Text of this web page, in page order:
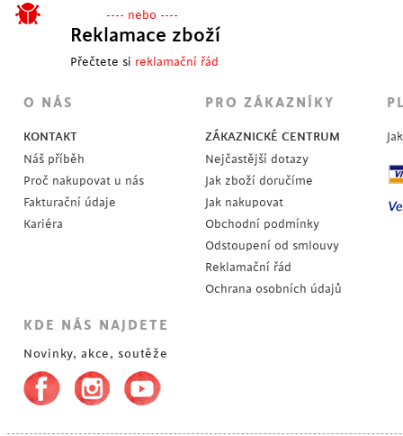
SKLADEM
---- nebo ----
Reklamace zboží
Přečtete si reklamační řád
O NÁS
KONTAKT
Náš příběh
Proč nakupovat u nás
Fakturační údaje
Kariéra
PRO ZÁKAZNÍKY
ZÁKAZNICKÉ CENTRUM
Nejčastější dotazy
Jak zboží doručíme
Jak nakupovat
Obchodní podmínky
Odstoupení od smlouvy
Reklamační řád
Ochrana osobních údajů
KDE NÁS NAJDETE
Novinky, akce, soutěže